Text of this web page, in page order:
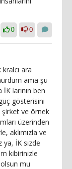
0 0
ara
ama şu
larının ben
gösterisini
şirket ve örnek
üzerinden
aklımızla ve
ya, İK sizde
kibirinizle
mu